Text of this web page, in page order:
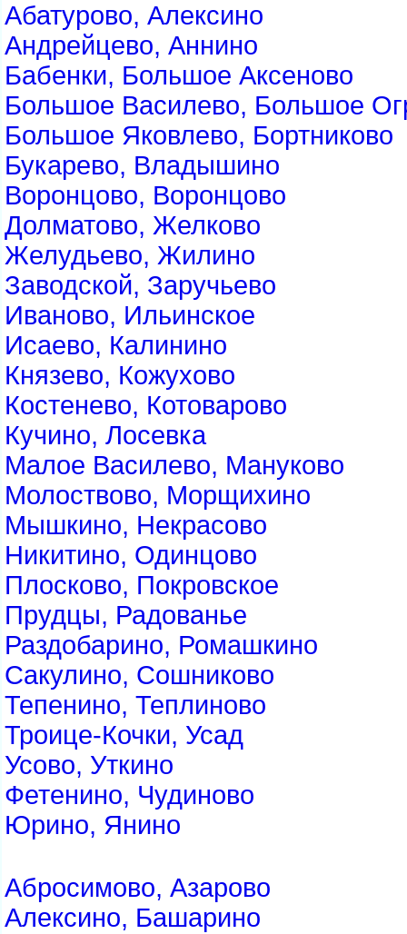
Абатурово, Алексино
Андрейцево, Аннино
Бабенки, Большое Аксеново
Большое Василево, Большое
Большое Яковлево, Бортниково
Букарево, Владышино
Воронцово, Воронцово
Долматово, Желково
Желудьево, Жилино
Заводской, Заручьево
Иваново, Ильинское
Исаево, Калинино
Князево, Кожухово
Костенево, Котоварово
Кучино, Лосевка
Малое Василево, Мануково
Молоствово, Морщихино
Мышкино, Некрасово
Никитино, Одинцово
Плосково, Покровское
Прудцы, Радованье
Раздобарино, Ромашкино
Сакулино, Сошниково
Тепенино, Теплиново
Троице-Кочки, Усад
Усово, Уткино
Фетенино, Чудиново
Юрино, Янино
Абросимово, Азарово
Алексино, Башарино